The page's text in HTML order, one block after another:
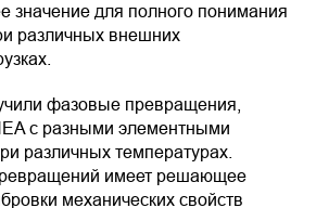
значение для полного понимания
различных внешних
фазовые превращения,
с разными элементными
различных температурах.
имеет решающее
механических свойств